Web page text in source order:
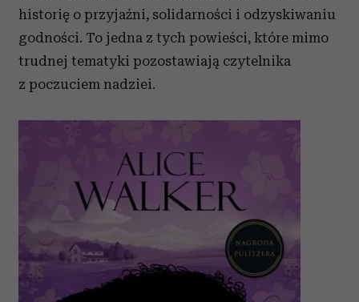
historię o przyjaźni, solidarności i odzyskiwaniu
godności. To jedna z tych powieści, które mimo
trudnej tematyki pozostawiają czytelnika
z poczuciem nadziei.